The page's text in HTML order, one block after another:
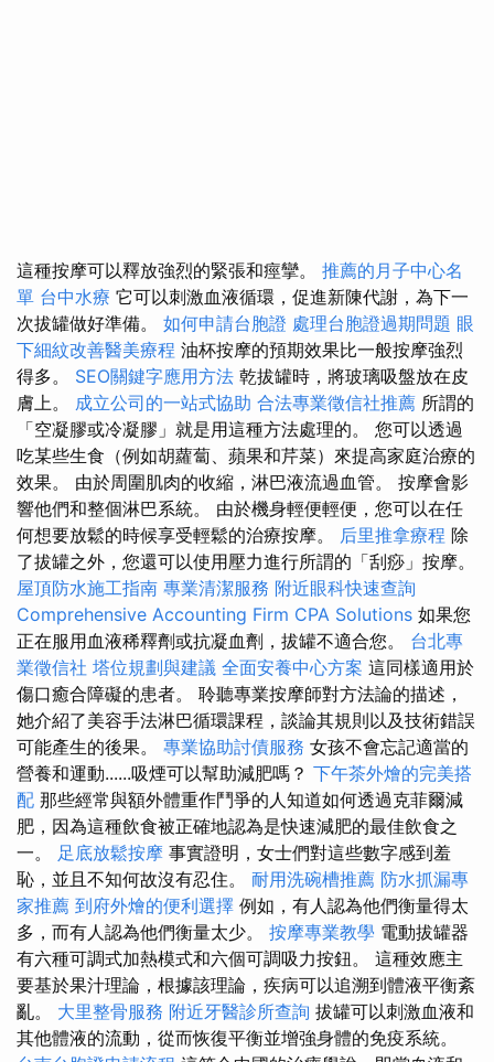
這種按摩可以釋放強烈的緊張和痙攣。 推薦的月子中心名
單 台中水療 它可以刺激血液循環，促進新陳代謝，為下一
次拔罐做好準備。 如何申請台胞證 處理台胞證過期問題 眼
下細紋改善醫美療程 油杯按摩的預期效果比一般按摩強烈
得多。 SEO關鍵字應用方法 乾拔罐時，將玻璃吸盤放在皮
膚上。 成立公司的一站式協助 合法專業徵信社推薦 所謂的
「空凝膠或冷凝膠」就是用這種方法處理的。 您可以透過
吃某些生食（例如胡蘿蔔、蘋果和芹菜）來提高家庭治療的
效果。 由於周圍肌肉的收縮，淋巴液流過血管。 按摩會影
響他們和整個淋巴系統。 由於機身輕便輕便，您可以在任
何想要放鬆的時候享受輕鬆的治療按摩。 后里推拿療程 除
了拔罐之外，您還可以使用壓力進行所謂的「刮痧」按摩。
屋頂防水施工指南 專業清潔服務 附近眼科快速查詢
Comprehensive Accounting Firm CPA Solutions 如果您
正在服用血液稀釋劑或抗凝血劑，拔罐不適合您。 台北專
業徵信社 塔位規劃與建議 全面安養中心方案 這同樣適用於
傷口癒合障礙的患者。 聆聽專業按摩師對方法論的描述，
她介紹了美容手法淋巴循環課程，談論其規則以及技術錯誤
可能產生的後果。 專業協助討債服務 女孩不會忘記適當的
營養和運動......吸煙可以幫助減肥嗎？ 下午茶外燴的完美搭
配 那些經常與額外體重作鬥爭的人知道如何透過克菲爾減
肥，因為這種飲食被正確地認為是快速減肥的最佳飲食之
一。 足底放鬆按摩 事實證明，女士們對這些數字感到羞
恥，並且不知何故沒有忍住。 耐用洗碗槽推薦 防水抓漏專
家推薦 到府外燴的便利選擇 例如，有人認為他們衡量得太
多，而有人認為他們衡量太少。 按摩專業教學 電動拔罐器
有六種可調式加熱模式和六個可調吸力按鈕。 這種效應主
要基於果汁理論，根據該理論，疾病可以追溯到體液平衡紊
亂。 大里整骨服務 附近牙醫診所查詢 拔罐可以刺激血液和
其他體液的流動，從而恢復平衡並增強身體的免疫系統。